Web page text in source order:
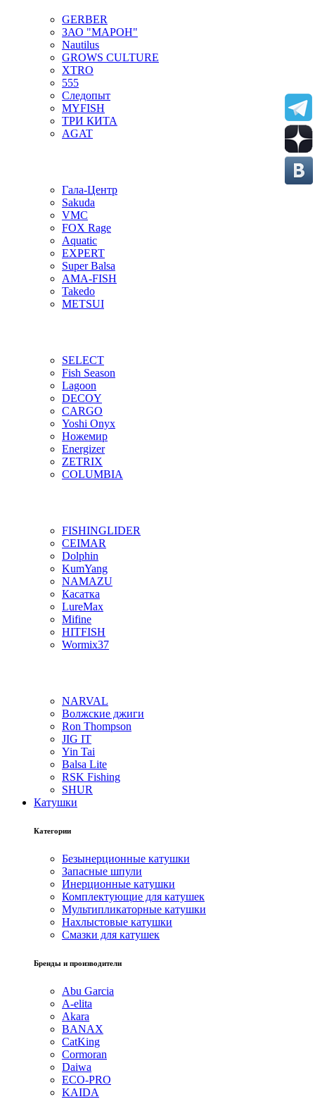
GERBER
ЗАО "МАРОН"
Nautilus
GROWS CULTURE
XTRO
555
Следопыт
MYFISH
ТРИ КИТА
AGAT
Гала-Центр
Sakuda
VMC
FOX Rage
Aquatic
EXPERT
Super Balsa
AMA-FISH
Takedo
METSUI
SELECT
Fish Season
Lagoon
DECOY
CARGO
Yoshi Onyx
Ножемир
Energizer
ZETRIX
COLUMBIA
FISHINGLIDER
CEIMAR
Dolphin
KumYang
NAMAZU
Касатка
LureMax
Mifine
HITFISH
Wormix37
NARVAL
Волжские джиги
Ron Thompson
JIG IT
Yin Tai
Balsa Lite
RSK Fishing
SHUR
Катушки
Категории
Безынерционные катушки
Запасные шпули
Инерционные катушки
Комплектующие для катушек
Мультипликаторные катушки
Нахлыстовые катушки
Смазки для катушек
Бренды и производители
Abu Garcia
A-elita
Akara
BANAX
CatKing
Cormoran
Daiwa
ECO-PRO
KAIDA